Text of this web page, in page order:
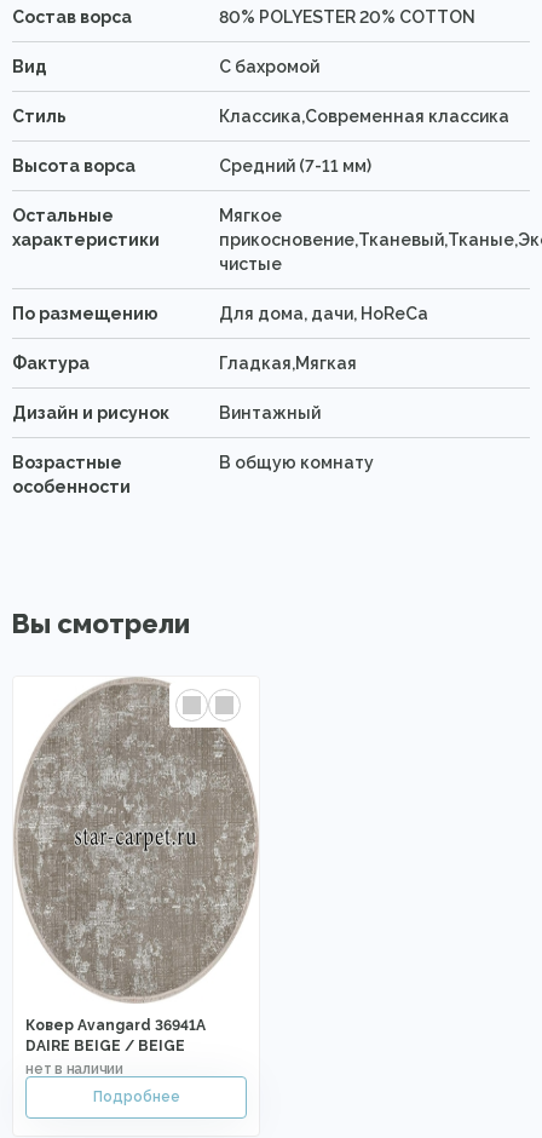
Состав ворса 80% POLYESTER 20% COTTON
Вид C бахромой
Стиль Классика,Современная классика
Высота ворса Средний (7-11 мм)
Остальные
характеристики
Мягкое
чистые
По размещению Для дома, дачи, HoReCa
Фактура Гладкая,Мягкая
Дизайн и рисунок Винтажный
Возрастные
особенности
В общую комнату
Вы смотрели
Ковер Avangard 36941A
DAIRE BEIGE / BEIGE